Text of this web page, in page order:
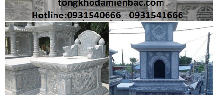
Đá Granite Màu Xanh
Đá Granite Màu Nâu
Đá Granite Màu Đỏ
Đá Travertine
Đá Marble
Đá Marble Màu Kem